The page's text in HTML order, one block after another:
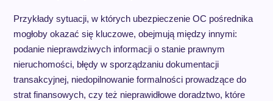
Przykłady sytuacji, w których ubezpieczenie OC pośrednika
mogłoby okazać się kluczowe, obejmują między innymi:
podanie nieprawdziwych informacji o stanie prawnym
nieruchomości, błędy w sporządzaniu dokumentacji
transakcyjnej, niedopilnowanie formalności prowadzące do
strat finansowych, czy też nieprawidłowe doradztwo, które